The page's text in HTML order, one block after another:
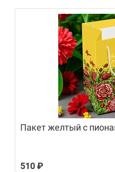
Пакет желтый с
510 ₽